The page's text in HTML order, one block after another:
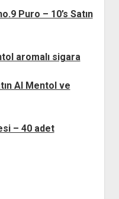
Puro – 10’s Satın
aromalı sigara
Al Mentol ve
– 40 adet